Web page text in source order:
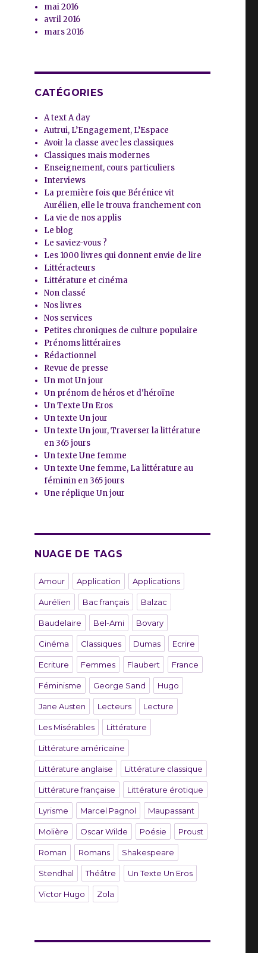
mai 2016
avril 2016
mars 2016
CATÉGORIES
A text A day
Autrui, L’Engagement, L’Espace
Avoir la classe avec les classiques
Classiques mais modernes
Enseignement, cours particuliers
Interviews
La première fois que Bérénice vit
Aurélien, elle le trouva franchement con
La vie de nos applis
Le blog
Le saviez-vous ?
Les 1000 livres qui donnent envie de lire
Littéracteurs
Littérature et cinéma
Non classé
Nos livres
Nos services
Petites chroniques de culture populaire
Prénoms littéraires
Rédactionnel
Revue de presse
Un mot Un jour
Un prénom de héros et d'héroïne
Un Texte Un Eros
Un texte Un jour
Un texte Un jour, Traverser la littérature
en 365 jours
Un texte Une femme
Un texte Une femme, La littérature au
féminin en 365 jours
Une réplique Un jour
NUAGE DE TAGS
Amour Application Applications
Aurélien Bac français Balzac
Baudelaire Bel-Ami Bovary
Cinéma Classiques Dumas Ecrire
Ecriture Femmes Flaubert France
Féminisme George Sand Hugo
Jane Austen Lecteurs Lecture
Les Misérables Littérature
Littérature américaine
Littérature anglaise Littérature classique
Littérature française Littérature érotique
Lyrisme Marcel Pagnol Maupassant
Molière Oscar Wilde Poésie Proust
Roman Romans Shakespeare
Stendhal Théâtre Un Texte Un Eros
Victor Hugo Zola